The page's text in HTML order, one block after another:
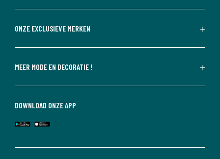
ONZE EXCLUSIEVE MERKEN
MEER MODE EN DECORATIE !
DOWNLOAD ONZE APP